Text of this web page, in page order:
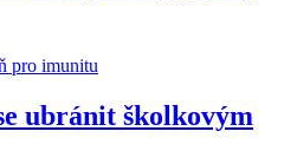
pro imunitu
ubránit školkovým